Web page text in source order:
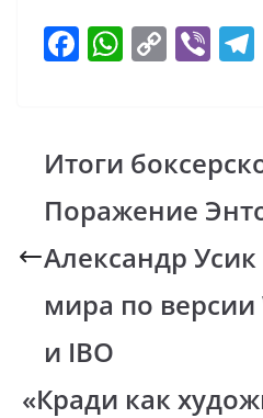
F
b
o
o
k
W
s
A
p
p
C
y
Li
n
k
Vi
Итоги
Поражение
Александр
мира по версии
и IBO
«Кради как